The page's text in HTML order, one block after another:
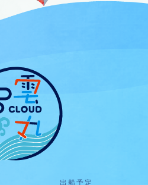
出船予定